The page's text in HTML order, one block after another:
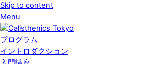
Skip to content
Menu
プログラム
イントロダクション